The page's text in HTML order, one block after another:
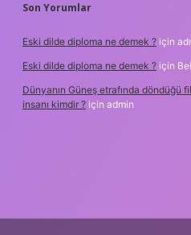
Son Yorumlar
Eski dilde diploma ne demek ? için
Eski dilde diploma ne demek ? için
Dünyanın Güneş etrafında
insanı kimdir ? için admin